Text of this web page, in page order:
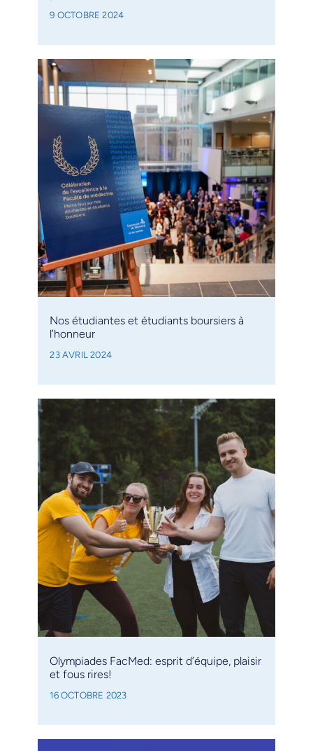
9 OCTOBRE 2024
Nos étudiantes et étudiants boursiers à
l’honneur
23 AVRIL 2024
Olympiades FacMed: esprit d’équipe, plaisir
et fous rires!
16 OCTOBRE 2023